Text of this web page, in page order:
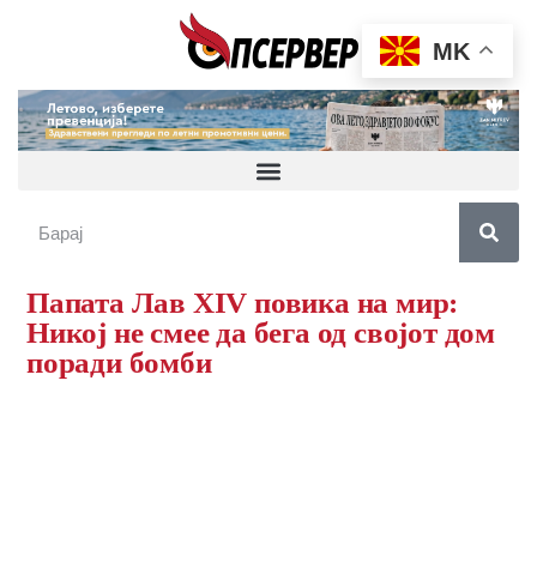
Папата Лав XIV повика на мир:
Никој не смее да бега од својот дом
поради бомби
MK